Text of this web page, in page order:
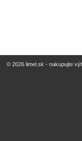
© 2026 limel.sk - nakupujte